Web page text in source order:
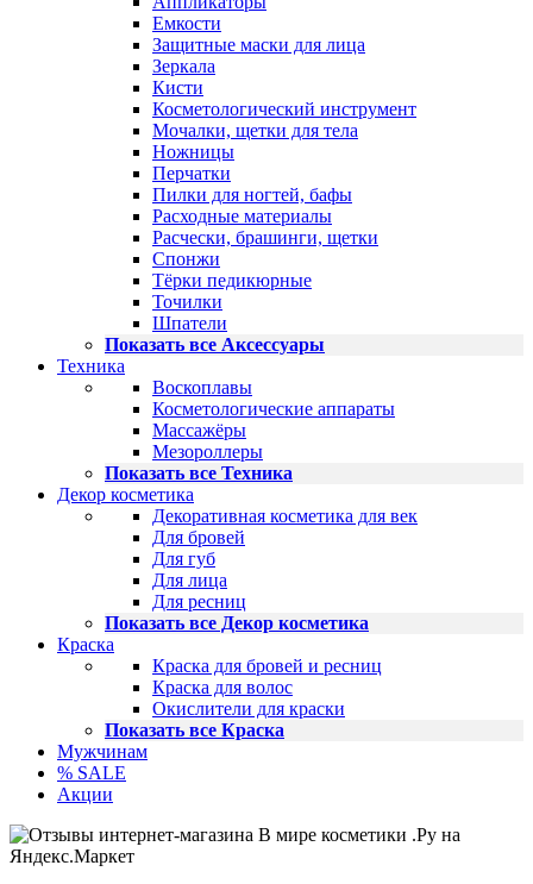
Емкости
Защитные маски для лица
Зеркала
Кисти
Косметологический инструмент
Мочалки, щетки для тела
Ножницы
Перчатки
Пилки для ногтей, бафы
Расходные материалы
Расчески, брашинги, щетки
Спонжи
Тёрки педикюрные
Точилки
Шпатели
Показать все Аксессуары
Техника
Воскоплавы
Косметологические аппараты
Массажёры
Мезороллеры
Показать все Техника
Декор косметика
Декоративная косметика для век
Для бровей
Для губ
Для лица
Для ресниц
Показать все Декор косметика
Краска
Краска для бровей и ресниц
Краска для волос
Окислители для краски
Показать все Краска
Мужчинам
% SALE
Акции